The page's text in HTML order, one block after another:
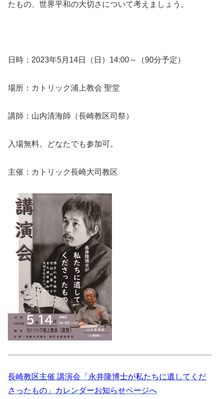
たもの、世界平和の大切さについて考えましょう。
日時：2023年5月14日（日）14:00～（90分予定）
場所：カトリック浦上教会 聖堂
講師：山内清海師（長崎教区司祭）
入場無料。どなたでも参加可。
主催：カトリック長崎大司教区
長崎教区主催 講演会「永井隆博士が私たちに遺してくだ
さったもの」カレンダーお知らせページへ